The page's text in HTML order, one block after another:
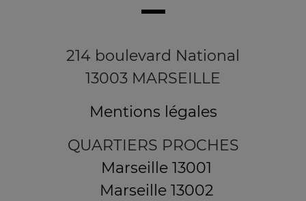
214 boulevard National
13003 MARSEILLE
Mentions légales
QUARTIERS PROCHES
Marseille 13001
Marseille 13002